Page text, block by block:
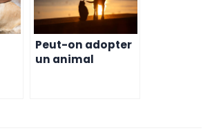
Peut-on adopter
un animal